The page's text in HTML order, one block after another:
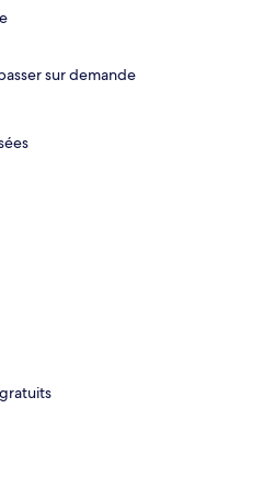
sur demande